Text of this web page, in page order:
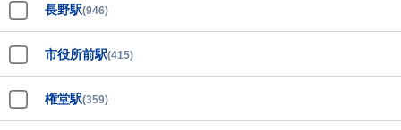
長野駅(946)
市役所前駅(415)
権堂駅(359)